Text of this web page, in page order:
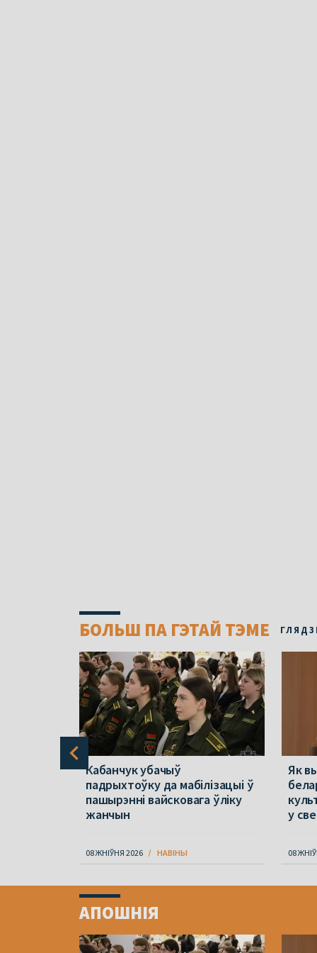
БОЛЬШ ПА ГЭТАЙ ТЭМЕ
Кабанчук убачыў
падрыхтоўку да мабілізацыі ў
пашырэнні вайсковага ўліку
жанчын
08 ЖНІЎНЯ 2026 НАВІНЫ
Як
у
08
ofАПОШНІЯ